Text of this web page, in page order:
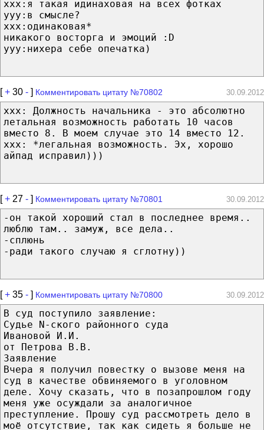
xxx:я такая идинаховая на всех фотках
yyy:в смысле?
xxx:одинаковая*
никакого восторга и эмоций :D
yyy:нихера себе опечатка)
[+ 30 - ] Комментировать цитату №70802 30.09.2012
ххх: Должность начальника - это абсолютно
летальная возможность работать 10 часов
вместо 8. В моем случае это 14 вместо 12.
ххх: *легальная возможность. Эх, хорошо
айпад исправил)))
[+ 27 - ] Комментировать цитату №70801 30.09.2012
-он такой хороший стал в последнее время..
люблю там.. замуж, все дела..
-сплюнь
-ради такого случаю я сглотну))
[+ 35 - ] Комментировать цитату №70800 30.09.2012
В суд поступило заявление:
Судье N-ского районного суда
Ивановой И.И.
от Петрова В.В.
Заявление
Вчера я получил повестку о вызове меня на
суд в качестве обвиняемого в уголовном
деле. Хочу сказать, что в позапрошлом году
меня уже осуждали за аналогичное
преступление. Прошу суд рассмотреть дело в
моё отсутствие, так как сидеть я больше не